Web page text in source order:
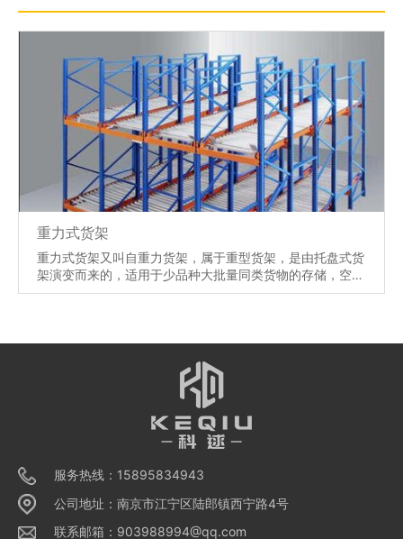
重力式货架
重力式货架又叫自重力货架，属于重型货架，是由托盘式货
架演变而来的，适用于少品种大批量同类货物的存储，空间
利用率极高，重力式货架深度及层数可按需要而定。
服务热线：15895834943
公司地址：南京市江宁区陆郎镇西宁路4号
联系邮箱：903988994@qq.com